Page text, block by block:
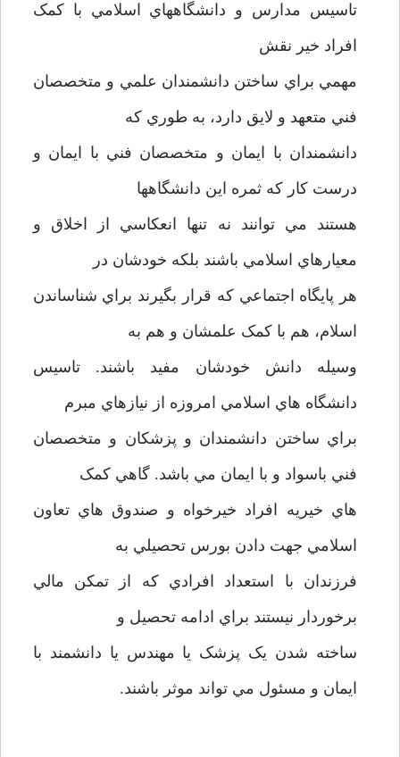
تاسيس مدارس و دانشگاههاي اسلامي با کمک
افراد خير نقش
مهمي براي ساختن دانشمندان علمي و متخصصان
فني متعهد و لايق دارد، به طوري که
دانشمندان با ايمان و متخصصان فني با ايمان و
درست کار که ثمره اين دانشگاهها
هستند مي توانند نه تنها انعکاسي از اخلاق و
معيارهاي اسلامي باشند بلکه خودشان در
هر پايگاه اجتماعي که قرار بگيرند براي شناساندن
اسلام، هم با کمک علمشان و هم به
وسيله دانش خودشان مفيد باشند. تاسيس
دانشگاه هاي اسلامي امروزه از نيازهاي مبرم
براي ساختن دانشمندان و پزشکان و متخصصان
فني باسواد و با ايمان مي باشد. گاهي کمک
هاي خيريه افراد خيرخواه و صندوق هاي تعاون
اسلامي جهت دادن بورس تحصيلي به
فرزندان با استعداد افرادي که از تمکن مالي
برخوردار نيستند براي ادامه تحصيل و
ساخته شدن يک پزشک يا مهندس يا دانشمند با
ايمان و مسئول مي تواند موثر باشند.